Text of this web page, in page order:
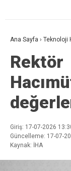
Ana Sayfa › Teknoloji
Rektör
Giriş: 17-07-2026
Güncelleme: 17-07-
Kaynak: İHA